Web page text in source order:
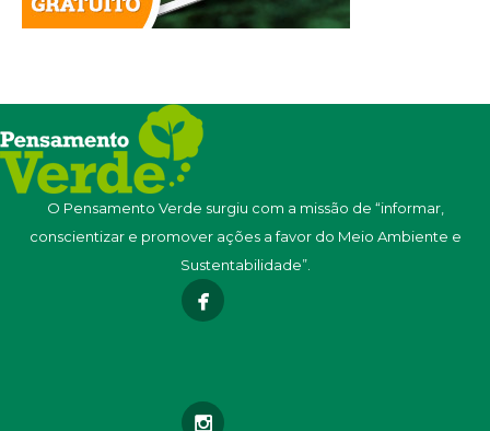
O Pensamento Verde surgiu com a missão de “informar,
conscientizar e promover ações a favor do Meio Ambiente e
Sustentabilidade”.